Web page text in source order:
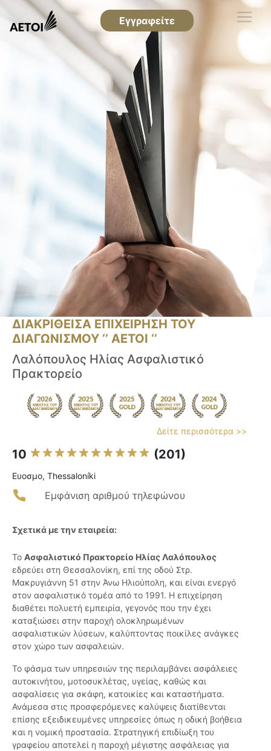
Εγγραφείτε
ΔΙΑΚΡΙΘΕΙΣΑ ΕΠΙΧΕΙΡΗΣΗ ΤΟΥ
ΔΙΑΓΩΝΙΣΜΟΥ ‘’ ΑΕΤΟΙ ‘’
Λαλόπουλος Ηλίας Ασφαλιστικό
Πρακτορείο
Δείτε περισσότερα >>
10 (201)
Ευοσμο, Thessaloníki
Εμφάνιση αριθμού τηλεφώνου
Σχετικά με την εταιρεία:
Το Ασφαλιστικό Πρακτορείο Ηλίας Λαλόπουλος
εδρεύει στη Θεσσαλονίκη, επί της οδού Στρ.
Μακρυγιάννη 51 στην Άνω Ηλιούπολη, και είναι ενεργό
στον ασφαλιστικό τομέα από το 1991. Η επιχείρηση
διαθέτει πολυετή εμπειρία, γεγονός που την έχει
καταξιώσει στην παροχή ολοκληρωμένων
ασφαλιστικών λύσεων, καλύπτοντας ποικίλες ανάγκες
στον χώρο των ασφαλειών.
Το φάσμα των υπηρεσιών της περιλαμβάνει ασφάλειες
αυτοκινήτου, μοτοσυκλέτας, υγείας, καθώς και
ασφαλίσεις για σκάφη, κατοικίες και καταστήματα.
Ανάμεσα στις προσφερόμενες καλύψεις διατίθενται
επίσης εξειδικευμένες υπηρεσίες όπως η οδική βοήθεια
και η νομική προστασία. Στρατηγική επιδίωξη του
γραφείου αποτελεί η παροχή μέγιστης ασφάλειας για